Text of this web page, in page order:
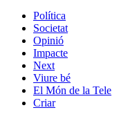
Política
Societat
Opinió
Impacte
Next
Viure bé
El Món de la Tele
Criar